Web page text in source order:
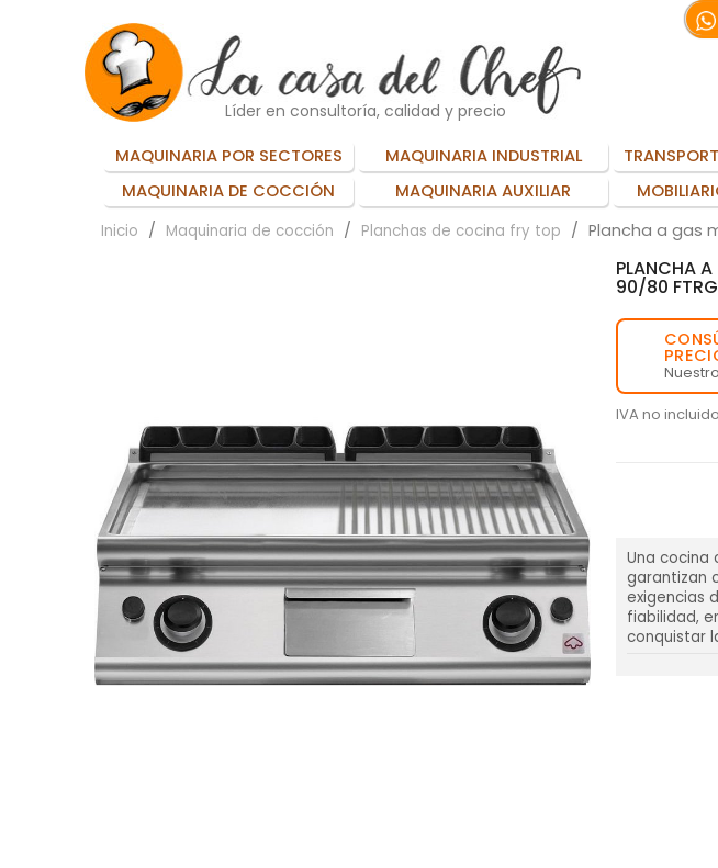
Líder en consultoría, calidad y precio
MAQUINARIA POR SECTORES MAQUINARIA INDUSTRIAL
MAQUINARIA DE COCCIÓN
MAQUINARIA AUXILIAR
Inicio Maquinaria de cocción Planchas de cocina fry top Plancha a gas
PLANCHA A
90/80
IVA no incluido
Una cocina
garantizan
exigencias
fiabilidad,
conquistar